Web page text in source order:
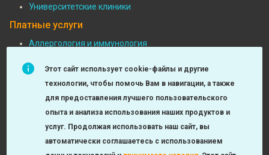
Университетские клиники
Платные услуги
Подвал:
Платные
услуги
Аллергология и иммунология
Функциональная диагностика
Детская хирургия
Лаборатория
Оториноларингология
Этот сайт использует cookie-файлы и другие
технологии, чтобы помочь Вам в навигации, а также
для предоставления лучшего пользовательского
опыта и анализа использования наших продуктов и
услуг. Продолжая использовать наш сайт, вы
автоматически соглашаетесь с использованием